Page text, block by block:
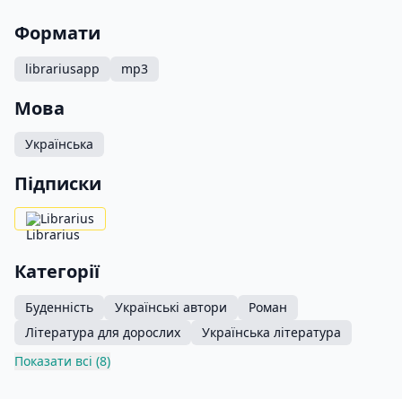
Формати
librariusapp mp3
Мова
Українська
Підписки
Librarius
Категорії
Буденність Українські автори
Роман
Література для дорослих
Українська література
Показати всі (8)